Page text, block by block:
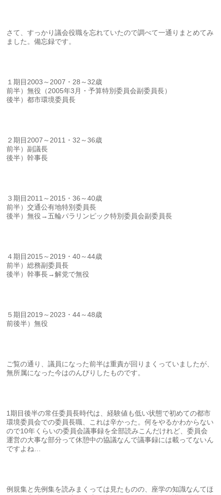
さて、すっかり議会役職を忘れていたので調べて一通りまとめてみ
ました。備忘録です。
１期目2003～2007・28～32歳
前半）無役（2005年3月・予算特別委員会副委員長）
後半）都市環境委員長
２期目2007～2011・32～36歳
前半）副議長
後半）幹事長
３期目2011～2015・36～40歳
前半）交通公有地特別委員長
後半）無役→五輪パラリンピック特別委員会副委員長
４期目2015～2019・40～44歳
前半）総務副委員長
後半）幹事長→解党で無役
５期目2019～2023・44～48歳
前後半）無役
ご覧の通り、議員になった前半は重責が回りまくっていましたが、
無所属になった今はのんびりしたものです。
1期目後半の常任委員長時代は、経験値も低い状態で初めての都市
環境委員会での委員長職、これは辛かった。何をやるかわからない
ので10年くらいの委員会議事録を全部読みこんだけれど、委員会
運営の大事な部分って休憩中の協議なんで議事録には載ってないん
ですよね…
例規集と先例集を読みまくっては見たものの、座学の知識なんてほ